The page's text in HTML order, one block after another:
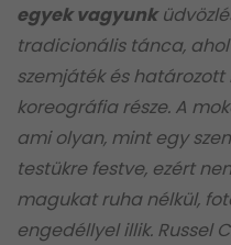
egyek vagyunk
tradicionális tánca,
szemjáték és
koreográfia része. A
ami olyan, mint egy
testükre festve, ezért
magukat ruha nélkül,
engedéllyel illik. Russel